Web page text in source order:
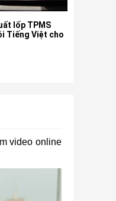
lốp TPMS
Tiếng Việt cho
video online